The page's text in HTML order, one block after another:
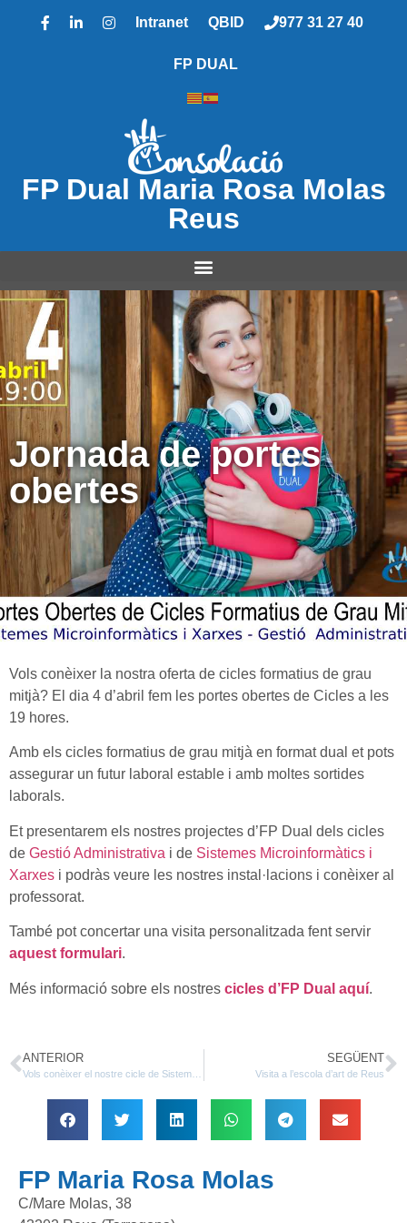
Intranet QBID 977 31 27 40
FP DUAL
FP Dual Maria Rosa Molas
Reus
Jornada de portes
obertes
Vols conèixer la nostra oferta de cicles formatius de grau
mitjà? El dia 4 d’abril fem les portes obertes de Cicles a les
19 hores.
Amb els cicles formatius de grau mitjà en format dual et pots
assegurar un futur laboral estable i amb moltes sortides
laborals.
Et presentarem els nostres projectes d’FP Dual dels cicles
de Gestió Administrativa i de Sistemes Microinformàtics i
Xarxes i podràs veure les nostres instal·lacions i conèixer al
professorat.
També pot concertar una visita personalitzada fent servir
aquest formulari.
Més informació sobre els nostres cicles d’FP Dual aquí.
ANTERIOR SEGÜENT
Visita a l’escola d’art de Reus
FP Maria Rosa Molas
C/Mare Molas, 38